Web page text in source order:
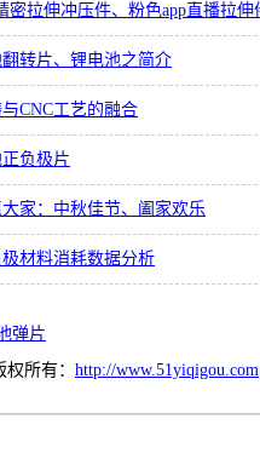
密拉伸冲压件、粉色app直播拉伸
转片、锂电池之简介
CNC工艺的融合
负极片
家：中秋佳节、阖家欢乐
材料消耗数据分析
弹片
权所有： http://www.51yiqigou.com